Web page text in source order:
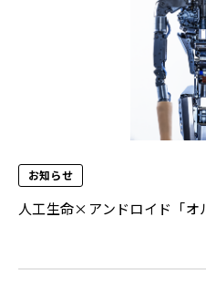
お知らせ
人工生命×アンドロイド「オ